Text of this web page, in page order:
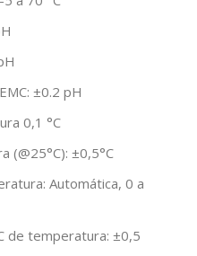
±0.2 pH
0,1 °C
(@25°C): ±0,5°C
Automática, 0 a
de temperatura: ±0,5